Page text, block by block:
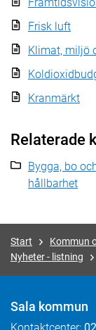
Frisk luft
Klimat, miljö
Kranmärkt
Relaterade
Bygga, bo
hållbarhet
Start Kommun
Nyheter - listning
Sala kommun